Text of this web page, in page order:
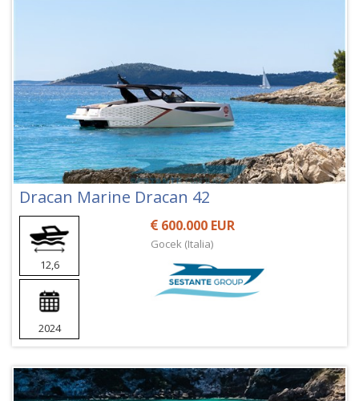
Dracan Marine Dracan 42
12,6
2024
600.000 EUR
Gocek (Italia)